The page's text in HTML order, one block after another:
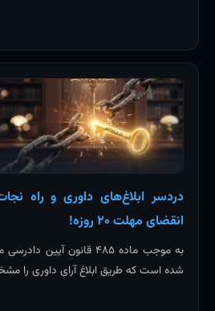
دردسر ابلاغ‌های داوری و راه
انقضای مهلت ۲۰ روزه!
به موجب ماده ۴۸۵ قانون
شده است که طریق ابلاغ آرای داوری را